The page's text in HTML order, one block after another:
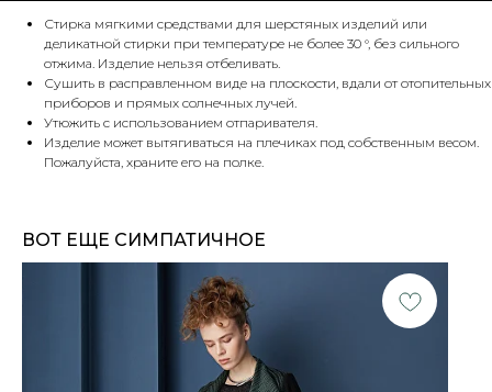
Стирка мягкими средствами для шерстяных изделий или
деликатной стирки при температуре не более 30 °, без сильного
отжима. Изделие нельзя отбеливать.
Сушить в расправленном виде на плоскости, вдали от отопительных
приборов и прямых солнечных лучей.
Утюжить с использованием отпаривателя.
Изделие может вытягиваться на плечиках под собственным весом.
Пожалуйста, храните его на полке.
ВОТ ЕЩЕ СИМПАТИЧНОЕ